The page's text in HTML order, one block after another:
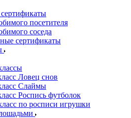
посетителя
соседа
сертификаты
Ловец снов
Слаймы
Роспись футболок
по росписи игрушки